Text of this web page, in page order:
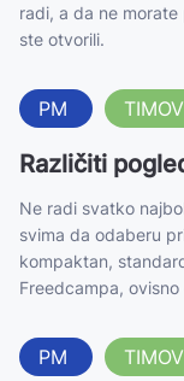
radi, a da ne
ste otvorili.
PM
Različiti
Ne radi svatko
svima da odaberu
kompaktan,
Freedcampa,
PM